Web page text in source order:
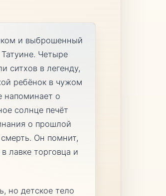
и выброшенный
Четыре
ситхов в легенду,
ребёнок в чужом
напоминает о
солнце печёт
о прошлой
Он помнит,
лавке торговца и
но детское тело